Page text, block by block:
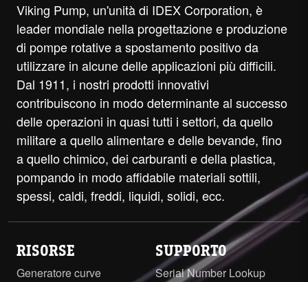
Viking Pump, un'unità di IDEX Corporation, è
leader mondiale nella progettazione e produzione
di pompe rotative a spostamento positivo da
utilizzare in alcune delle applicazioni più difficili.
Dal 1911, i nostri prodotti innovativi
contribuiscono in modo determinante al successo
delle operazioni in quasi tutti i settori, da quello
militare a quello alimentare e delle bevande, fino
a quello chimico, dei carburanti e della plastica,
pompando in modo affidabile materiali sottili,
spessi, caldi, freddi, liquidi, solidi, ecc.
RISORSE
Generatore curve
SUPPORTO
Serial Number Lookup